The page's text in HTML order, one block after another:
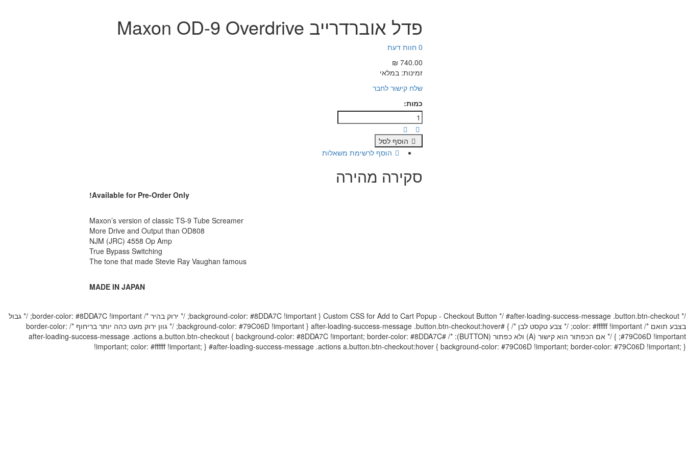
פדל אוברדרייב Maxon OD-9 Overdrive
0 חוות דעת
740.00 ₪
זמינות:במלאי
שלח קישור לחבר
כמות:
הוסף לסל
הוסף לרשימת משאלות
סקירה מהירה
Available for Pre-Order Only!
Maxon’s version of classic TS-9 Tube Screamer
More Drive and Output than OD808
NJM (JRC) 4558 Op Amp
True Bypass Switching
The tone that made Stevie Ray Vaughan famous
MADE IN JAPAN
/* Custom CSS for Add to Cart Popup - Checkout Button */ #after-loading-success-message .button.btn-checkout { background-color: #8DDA7C !important; /* ירוק בהיר */ border-color: #8DDA7C !important; /* גבול
בצבע תואם */ color: #ffffff !important; /* צבע טקסט לבן */ } #after-loading-success-message .button.btn-checkout:hover { background-color: #79C06D !important; /* גוון ירוק מעט כהה יותר בריחוף */ border-color:
#79C06D !important; } /* אם הכפתור הוא קישור (A) ולא כפתור (BUTTON): */ #after-loading-success-message .actions a.button.btn-checkout { background-color: #8DDA7C !important; border-color: #8DDA7C
!important; color: #ffffff !important; } #after-loading-success-message .actions a.button.btn-checkout:hover { background-color: #79C06D !important; border-color: #79C06D !important; }